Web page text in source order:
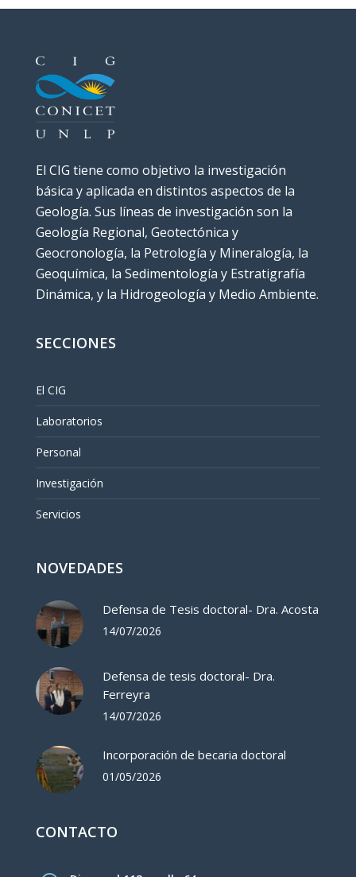
El CIG tiene como objetivo la investigación
básica y aplicada en distintos aspectos de la
Geología. Sus líneas de investigación son la
Geología Regional, Geotectónica y
Geocronología, la Petrología y Mineralogía, la
Geoquímica, la Sedimentología y Estratigrafía
Dinámica, y la Hidrogeología y Medio Ambiente.
SECCIONES
El CIG
Laboratorios
Personal
Investigación
Servicios
NOVEDADES
Defensa de Tesis doctoral- Dra. Acosta
14/07/2026
Defensa de tesis doctoral- Dra.
Ferreyra
14/07/2026
Incorporación de becaria doctoral
01/05/2026
CONTACTO